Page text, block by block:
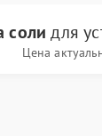
соли для
Цена